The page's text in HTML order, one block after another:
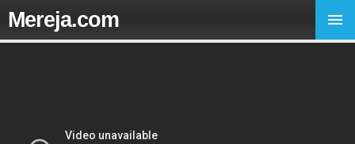
Mereja.com